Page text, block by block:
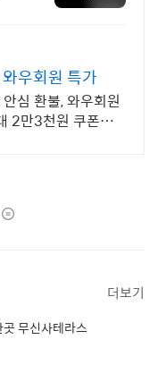
우회원 특가
심 환불, 와우회원
2만3천원 쿠폰팩
더보기
무신사테라스